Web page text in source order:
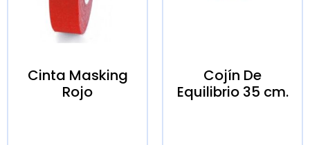
Cinta Masking
Rojo
Cojín De
Equilibrio 35 cm.